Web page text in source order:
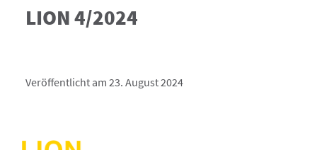
LION 4/2024
Veröffentlicht am 23. August 2024